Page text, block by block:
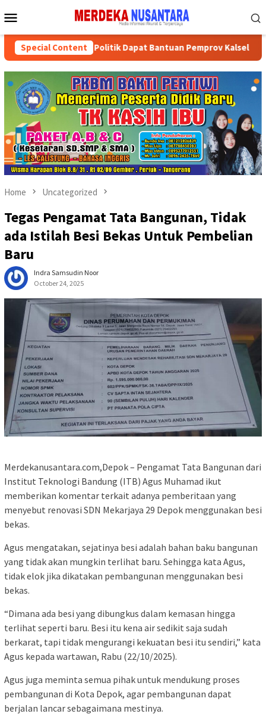
to
Menu
Special Content
Partai Politik Dapat Bantuan Pemprov Kalsel Untuk
Home Uncategorized
Tegas Pengamat Tata Bangunan, Tidak
ada Istilah Besi Bekas Untuk Pembelian
Baru
Indra Samsudin Noor
October 24, 2025
Merdekanusantara.com,Depok – Pengamat Tata Bangunan dari
Institut Teknologi Bandung (ITB) Agus Muhamad ikut
memberikan komentar terkait adanya pemberitaan yang
menyebut renovasi SDN Mekarjaya 29 Depok menggunakan besi
bekas.
Agus mengatakan, sejatinya besi adalah bahan baku bangunan
yang tidak akan mungkin terlihat baru. Sehingga kata Agus,
tidak elok jika dikatakan pembangunan menggunakan besi
bekas.
“Dimana ada besi yang dibungkus dalam kemasan hingga
terlihat seperti baru. Besi itu kena air sedikit saja sudah
berkarat, tapi tidak mengurangi kekuatan besi itu sendiri,” kata
Agus kepada wartawan, Rabu (22/10/2025).
Agus juga meminta semua pihak untuk mendukung proses
pembangunan di Kota Depok, agar pembangunan dapat
berjalan lancar sebagaimana mestinya.